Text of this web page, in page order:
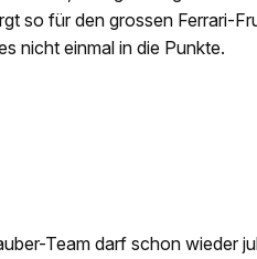
so für den grossen Ferrari-
nicht einmal in die Punkte.
Team darf schon wieder